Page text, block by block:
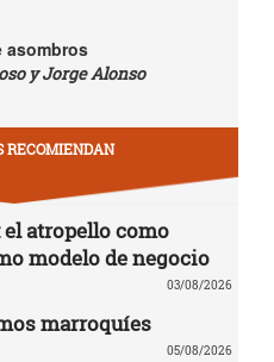
asombros
y Jorge Alonso
RECOMIENDAN
atropello como
modelo de negocio
03/08/2026
marroquíes
05/08/2026